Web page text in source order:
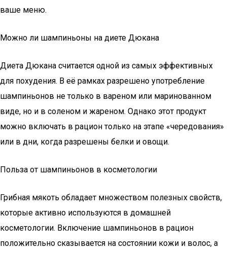
ваше меню.
Можно ли шампиньоны на диете Дюкана
Диета Дюкана считается одной из самых эффективных
для похудения. В её рамках разрешено употребление
шампиньонов не только в вареном или маринованном
виде, но и в соленом и жареном. Однако этот продукт
можно включать в рацион только на этапе «чередования»
или в дни, когда разрешены белки и овощи.
Польза от шампиньонов в косметологии
Грибная мякоть обладает множеством полезных свойств,
которые активно используются в домашней
косметологии. Включение шампиньонов в рацион
положительно сказывается на состоянии кожи и волос, а